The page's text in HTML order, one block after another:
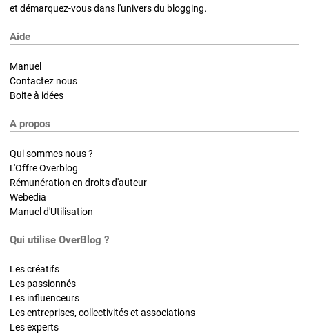
et démarquez-vous dans l'univers du blogging.
Aide
Manuel
Contactez nous
Boite à idées
A propos
Qui sommes nous ?
L'Offre Overblog
Rémunération en droits d'auteur
Webedia
Manuel d'Utilisation
Qui utilise OverBlog ?
Les créatifs
Les passionnés
Les influenceurs
Les entreprises, collectivités et associations
Les experts